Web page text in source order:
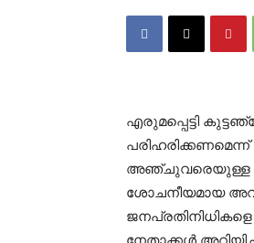
എരുമപ്പെട്ടി
അഞ്ചുവരെയുള്ള
ശോചനീയമായ